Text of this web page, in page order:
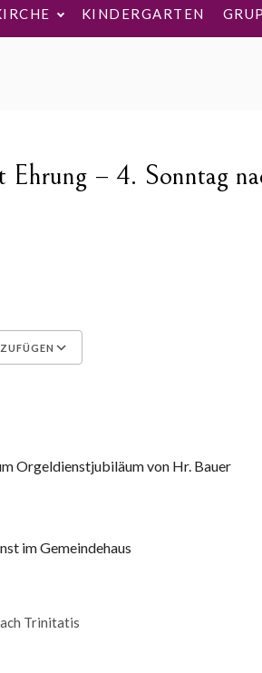
KINDERGARTEN
Ehrung – 4. Sonntag
Orgeldienstjubiläum von Hr. Bauer
im Gemeindehaus
Trinitatis